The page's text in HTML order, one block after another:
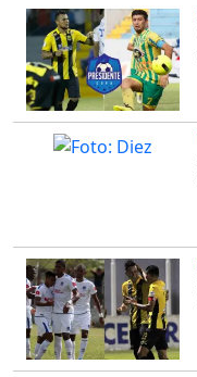
2
minutes,
seconds